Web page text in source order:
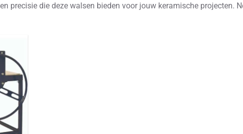
precisie die deze walsen bieden voor jouw keramische projecten.